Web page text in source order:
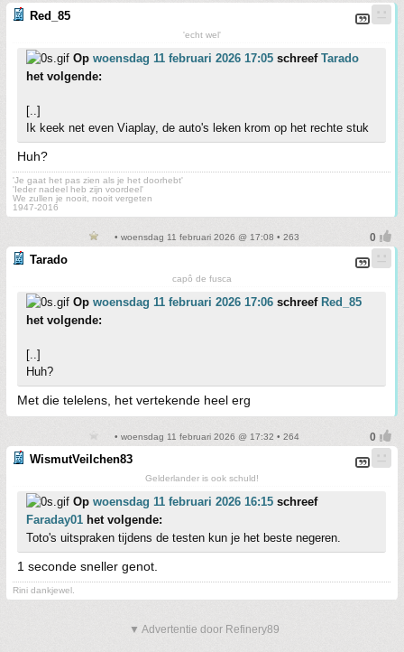
Red_85
'echt wel'
Op woensdag 11 februari 2026 17:05 schreef Tarado
het volgende:
[..]
Ik keek net even Viaplay, de auto's leken krom op het rechte stuk
Huh?
'Je gaat het pas zien als je het doorhebt'
'Ieder nadeel heb zijn voordeel'
We zullen je nooit, nooit vergeten
1947-2016
• woensdag 11 februari 2026 @ 17:08 • 263
Tarado
capô de fusca
Op woensdag 11 februari 2026 17:06 schreef Red_85
het volgende:
[..]
Huh?
Met die telelens, het vertekende heel erg
• woensdag 11 februari 2026 @ 17:32 • 264
WismutVeilchen83
Gelderlander is ook schuld!
Op woensdag 11 februari 2026 16:15 schreef
Faraday01 het volgende:
Toto's uitspraken tijdens de testen kun je het beste negeren.
1 seconde sneller genot.
Rini dankjewel.
▼ Advertentie door Refinery89